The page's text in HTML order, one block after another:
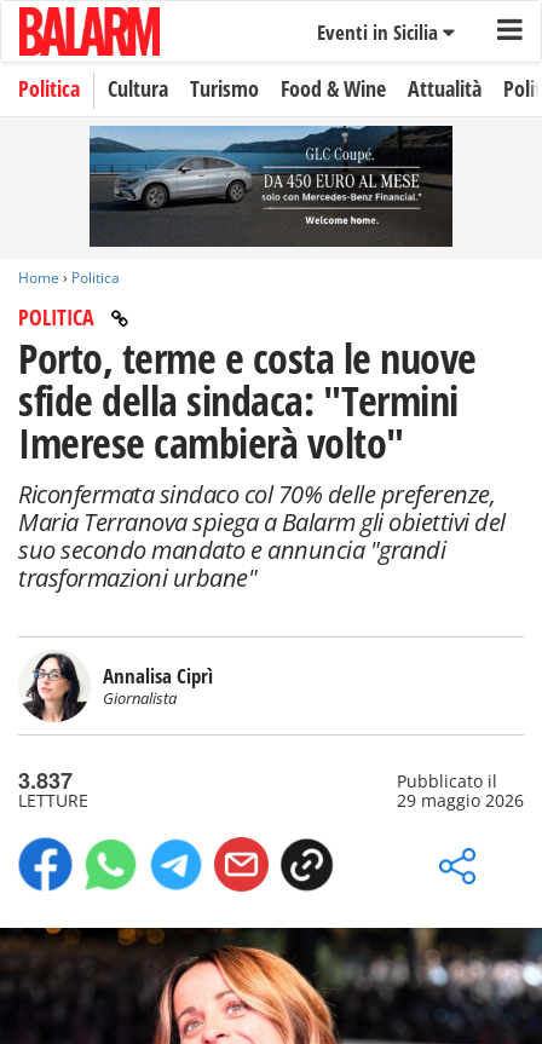
Eventi in Sicilia
Politica Cultura Turismo Food & Wine Attualità
Home › Politica
POLITICA
Porto, terme e costa le nuove
sfide della sindaca: "Termini
Imerese cambierà volto"
Riconfermata sindaco col 70% delle preferenze,
Maria Terranova spiega a Balarm gli obiettivi del
suo secondo mandato e annuncia "grandi
trasformazioni urbane"
Annalisa Ciprì
Giornalista
3.837
LETTURE
Pubblicato il
29 maggio 2026